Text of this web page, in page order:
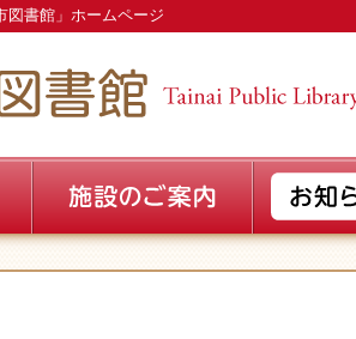
図書館」ホームページ